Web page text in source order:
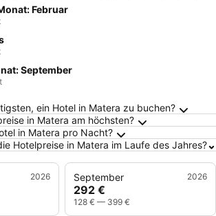
Februar
September
Fragen zu Matera
ein Hotel in Matera zu buchen?
in Matera am höchsten?
in Matera pro Nacht?
Hotelpreise in Matera im Laufe des Jahres?
2026 September 2026
292 €
128 € — 399 €